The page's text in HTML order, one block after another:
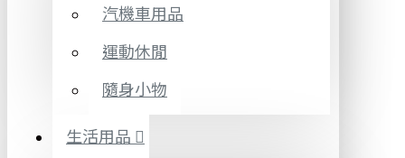
汽機車用品
運動休閒
隨身小物
生活用品